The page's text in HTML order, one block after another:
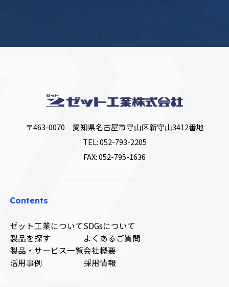
〒463-0070 愛知県名古屋市守山区新守山3412番地
TEL:052-793-2205
FAX: 052-795-1636
Contents
ゼット工業について
製品を探す
製品・サービス一覧
活用事例
SDGsについて
よくあるご質問
会社概要
採用情報